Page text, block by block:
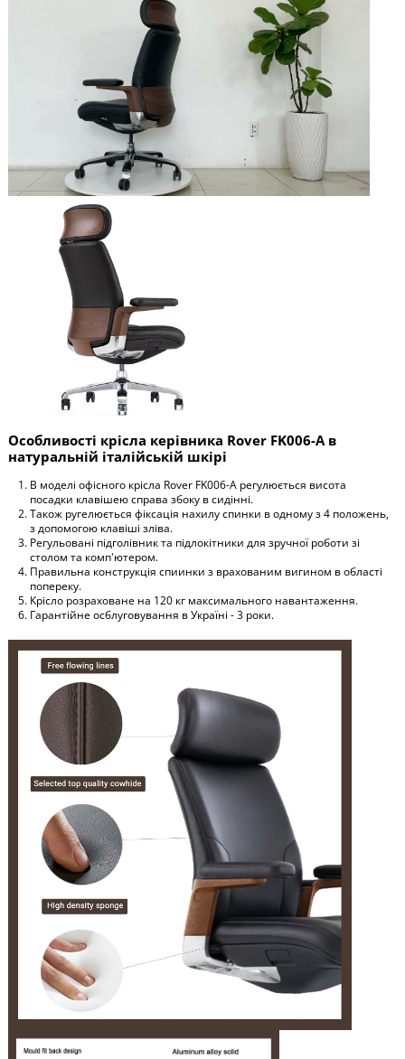
Особливості крісла керівника Rover FK006-A в
натуральній італійській шкірі
В моделі офісного крісла Rover FK006-A регулюється висота
посадки клавішею справа збоку в сидінні.
Також ругелюється фіксація нахилу спинки в одному з 4 положень,
з допомогою клавіші зліва.
Регульовані підголівник та підлокітники для зручної роботи зі
столом та комп'ютером.
Правильна конструкція спиинки з врахованим вигином в області
попереку.
Крісло розраховане на 120 кг максимального навантаження.
Гарантійне осблуговування в Україні - 3 роки.